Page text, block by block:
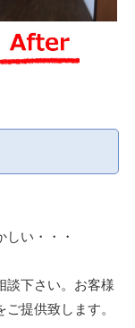
い・・・
談下さい。お客様
提供致します。